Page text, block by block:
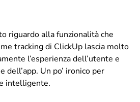
riguardo alla funzionalità che
tracking di ClickUp lascia molto
l’esperienza dell’utente e
Un po’ ironico per
intelligente.